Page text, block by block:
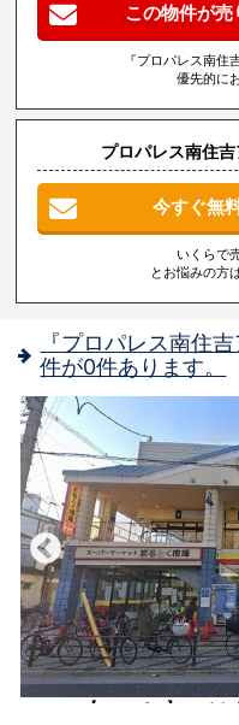
この物件が売
『プロパレス南住
優先的に
プロパレス南住
今すぐ無
いくらで
とお悩みの方
『プロパレス南住
件が0件あります。
【スーパー】コノ